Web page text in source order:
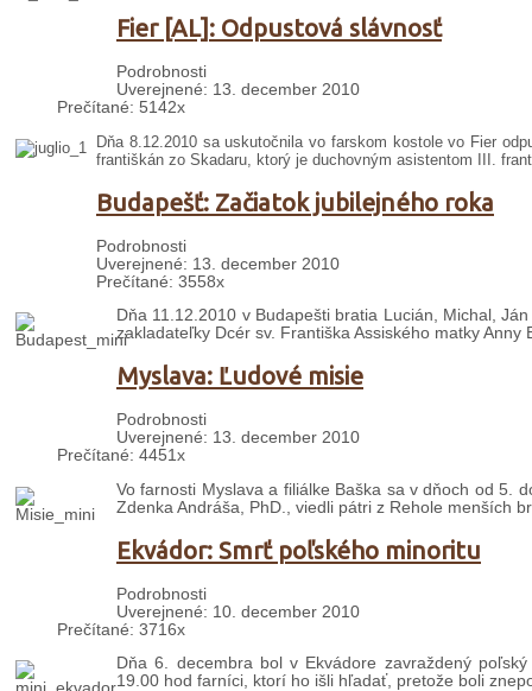
Fier [AL]: Odpustová slávnosť
Podrobnosti
Uverejnené: 13. december 2010
Prečítané: 5142x
Dňa 8.12.2010 sa uskutočnila vo farskom kostole vo Fier
františkán zo Skadaru, ktorý je duchovným asistentom III.
Budapešť: Začiatok jubilejného roka
Podrobnosti
Uverejnené: 13. december 2010
Prečítané: 3558x
Dňa 11.12.2010 v Budapešti bratia Lucián, Michal,
zakladateľky Dcér sv. Františka Assiského matky Anny
Myslava: Ľudové misie
Podrobnosti
Uverejnené: 13. december 2010
Prečítané: 4451x
Vo farnosti Myslava a filiálke Baška sa v dňoch od 5.
Zdenka Andráša, PhD., viedli pátri z Rehole menších
Ekvádor: Smrť poľského minoritu
Podrobnosti
Uverejnené: 10. december 2010
Prečítané: 3716x
Dňa 6. decembra bol v Ekvádore zavraždený
19.00 hod farníci, ktorí ho išli hľadať, pretože boli